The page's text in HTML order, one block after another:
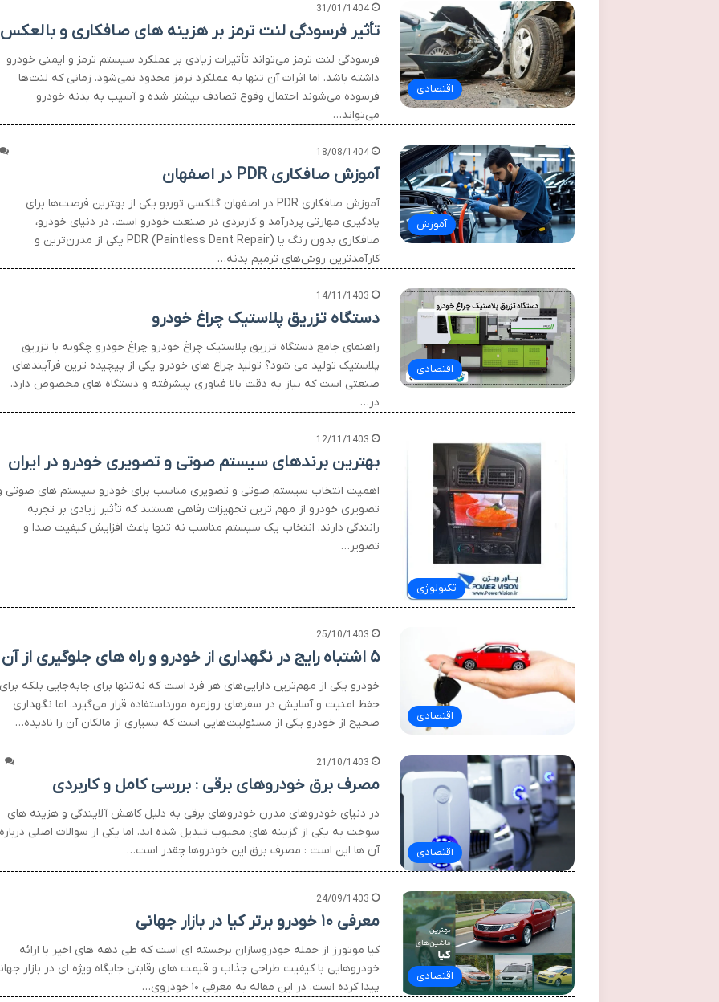
اقتصادی
31/01/1404
تأثیر فرسودگی لنت ترمز بر هزینه های صافکاری و بالعکس
فرسودگی لنت ترمز می‌تواند تأثیرات زیادی بر عملکرد سیستم ترمز و ایمنی خودرو
داشته باشد. اما اثرات آن تنها به عملکرد ترمز محدود نمی‌شود. زمانی که لنت‌ها
فرسوده می‌شوند احتمال وقوع تصادف بیشتر شده و آسیب به بدنه خودرو
می‌تواند…
آموزش
18/08/1404
آموزش صافکاری PDR در اصفهان
آموزش صافکاری PDR در اصفهان گلکسی توربو یکی از بهترین فرصت‌ها برای
یادگیری مهارتی پردرآمد و کاربردی در صنعت خودرو است. در دنیای خودرو،
صافکاری بدون رنگ یا PDR (Paintless Dent Repair) یکی از مدرن‌ترین و
کارآمدترین روش‌های ترمیم بدنه…
اقتصادی
14/11/1403
دستگاه تزریق پلاستیک چراغ خودرو
راهنمای جامع دستگاه تزریق پلاستیک چراغ خودرو چراغ خودرو چگونه با تزریق
پلاستیک تولید می شود؟ تولید چراغ های خودرو یکی از پیچیده ترین فرآیندهای
صنعتی است که نیاز به دقت بالا فناوری پیشرفته و دستگاه های مخصوص دارد.
در…
تکنولوژی
12/11/1403
بهترین برندهای سیستم صوتی و تصویری خودرو در ایران
اهمیت انتخاب سیستم صوتی و تصویری مناسب برای خودرو سیستم های صوتی
تصویری خودرو از مهم ترین تجهیزات رفاهی هستند که تأثیر زیادی بر تجربه
رانندگی دارند. انتخاب یک سیستم مناسب نه تنها باعث افزایش کیفیت صدا و
تصویر…
اقتصادی
25/10/1403
۵ اشتباه رایج در نگهداری از خودرو و راه های جلوگیری از آن
خودرو یکی از مهم‌ترین دارایی‌های هر فرد است که نه‌تنها برای جابه‌جایی بلکه
حفظ امنیت و آسایش در سفرهای روزمره مورداستفاده قرار می‌گیرد. اما نگهداری
صحیح از خودرو یکی از مسئولیت‌هایی است که بسیاری از مالکان آن را نادیده…
اقتصادی
21/10/1403
مصرف برق خودروهای برقی : بررسی کامل و کاربردی
در دنیای خودروهای مدرن خودروهای برقی به دلیل کاهش آلایندگی و هزینه های
سوخت به یکی از گزینه های محبوب تبدیل شده اند. اما یکی از سوالات اصلی
آن ها این است : مصرف برق این خودروها چقدر است…
اقتصادی
24/09/1403
معرفی ۱۰ خودرو برتر کیا در بازار جهانی
کیا موتورز از جمله خودروسازان برجسته ای است که طی دهه های اخیر با ارائه
خودروهایی با کیفیت طراحی جذاب و قیمت های رقابتی جایگاه ویژه ای در بازار
پیدا کرده است. در این مقاله به معرفی ۱۰ خودروی…